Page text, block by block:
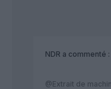
NDR a commenté :
@Extrait de